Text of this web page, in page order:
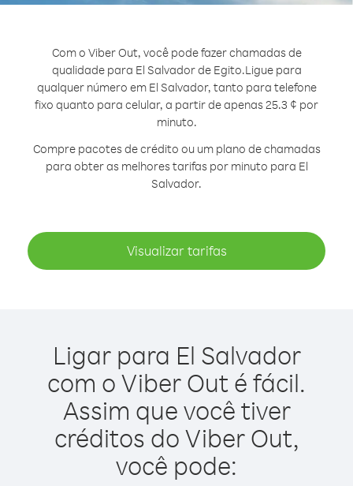
Com o Viber Out, você pode fazer chamadas de
qualidade para El Salvador de Egito.Ligue para
qualquer número em El Salvador, tanto para telefone
fixo quanto para celular, a partir de apenas 25.3 ¢ por
minuto.
Compre pacotes de crédito ou um plano de chamadas
para obter as melhores tarifas por minuto para El
Salvador.
Visualizar tarifas
Ligar para El Salvador
com o Viber Out é fácil.
Assim que você tiver
créditos do Viber Out,
você pode: